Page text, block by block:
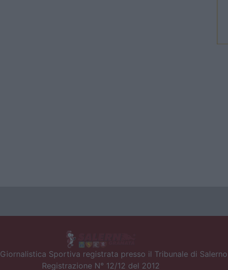
Sportiva registrata presso il Tribunale di
Registrazione N° 12/12 del 2012